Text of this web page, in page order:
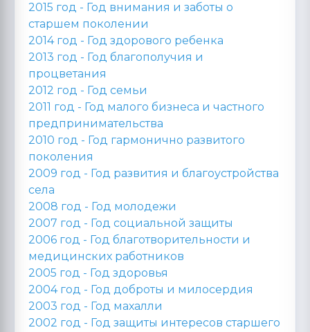
2015 год - Год внимания и заботы о
старшем поколении
2014 год - Год здорового ребенка
2013 год - Год благополучия и
процветания
2012 год - Год семьи
2011 год - Год малого бизнеса и частного
предпринимательства
2010 год - Год гармонично развитого
поколения
2009 год - Год развития и благоустройства
села
2008 год - Год молодежи
2007 год - Год социальной защиты
2006 год - Год благотворительности и
медицинских работников
2005 год - Год здоровья
2004 год - Год доброты и милосердия
2003 год - Год махалли
2002 год - Год защиты интересов старшего